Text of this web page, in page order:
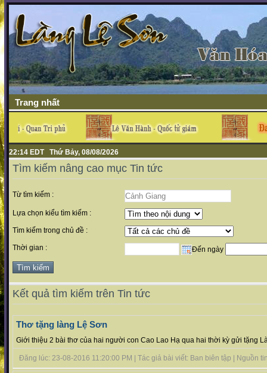
Trang nhất
22:14 EDT Thứ Bảy, 08/08/2026
Tìm kiếm nâng cao mục Tin tức
Từ tìm kiếm :
Lựa chọn kiểu tìm kiếm :
Tìm kiếm trong chủ đề :
Thời gian : Đến ngày
Kết quả tìm kiếm trên Tin tức
Thơ tặng làng Lệ Sơn
Giới thiệu 2 bài thơ của hai người con Cao Lao Hạ qua hai thời kỳ gửi tặng
Đăng lúc: 23-08-2016 11:20:00 PM | Tác giả bài viết: Ban biên tập | Nguồn